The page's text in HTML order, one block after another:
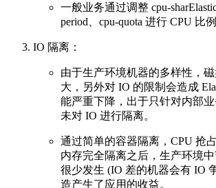
一般业务通过调整 cpu-
period、cpu-quota 进行 CPU 比
IO 隔离：
由于生产环境机器的多样性，
大，另外对 IO 的限制会造成
能严重下降，出于只针对内部
未对 IO 进行隔离。
通过简单的容器隔离，CPU 抢
内存完全隔离之后，生产环境
很少发生 (IO 差的机器会有 IO
造产生了应用的收益。